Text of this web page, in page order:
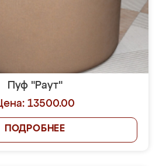
Пуф "Раут"
13500.00
ПОДРОБНЕЕ